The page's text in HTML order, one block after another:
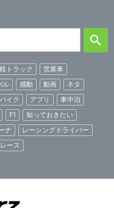
軽トラック
営業車
ル 感動 動画
ネタ
バイク アプリ
車中泊
F1
知っておきたい
ナ
レーシングドライバー
レース